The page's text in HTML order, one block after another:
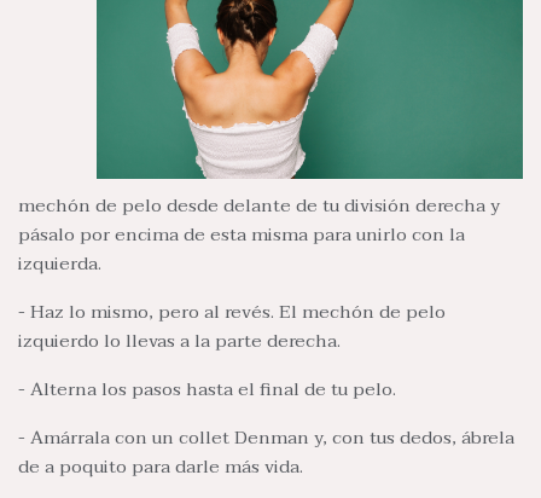
mechón de pelo desde delante de tu división derecha y
pásalo por encima de esta misma para unirlo con la
izquierda.
- Haz lo mismo, pero al revés. El mechón de pelo
izquierdo lo llevas a la parte derecha.
- Alterna los pasos hasta el final de tu pelo.
- Amárrala con un collet Denman y, con tus dedos, ábrela
de a poquito para darle más vida.